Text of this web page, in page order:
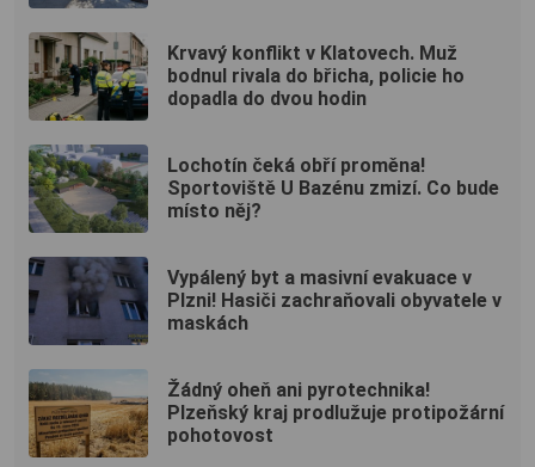
Krvavý konflikt v Klatovech. Muž
bodnul rivala do břicha, policie ho
dopadla do dvou hodin
Lochotín čeká obří proměna!
Sportoviště U Bazénu zmizí. Co bude
místo něj?
Vypálený byt a masivní evakuace v
Plzni! Hasiči zachraňovali obyvatele v
maskách
Žádný oheň ani pyrotechnika!
Plzeňský kraj prodlužuje protipožární
pohotovost